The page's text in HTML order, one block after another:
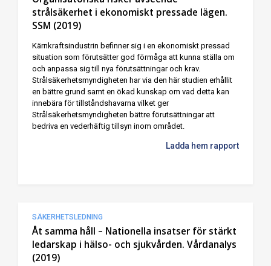
strålsäkerhet i ekonomiskt pressade lägen.
SSM (2019)
Kärnkraftsindustrin befinner sig i en ekonomiskt pressad
situation som förutsätter god förmåga att kunna ställa om
och anpassa sig till nya förutsättningar och krav.
Strålsäkerhetsmyndigheten har via den här studien erhållit
en bättre grund samt en ökad kunskap om vad detta kan
innebära för tillståndshavarna vilket ger
Strålsäkerhetsmyndigheten bättre förutsättningar att
bedriva en vederhäftig tillsyn inom området.
Ladda hem rapport
SÄKERHETSLEDNING
Åt samma håll – Nationella insatser för stärkt
ledarskap i hälso- och sjukvården. Vårdanalys
(2019)